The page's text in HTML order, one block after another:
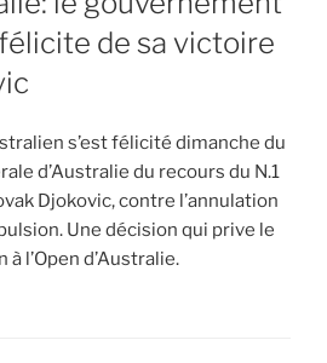
de sa victoire
s’est félicité dimanche du
d’Australie du recours du N.1
Djokovic, contre l’annulation
Une décision qui prive le
l’Open d’Australie.